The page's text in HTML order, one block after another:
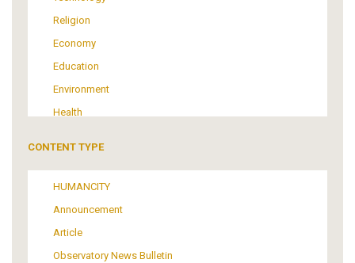
Religion
Economy
Education
Environment
Health
Media
Institutional Arrangements
Support of Refugees and Migrants
Material Culture
CONTENT TYPE
HUMANCITY
Announcement
Article
Observatory News Bulletin